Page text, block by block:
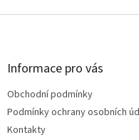
Z
Informace pro vás
Obchodní podmínky
Podmínky ochrany osobních
Kontakty